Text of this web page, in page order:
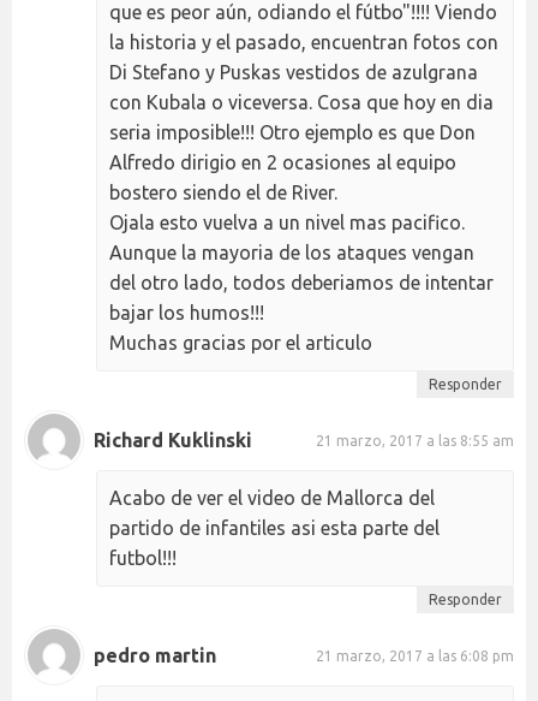
que es peor aún, odiando el fútbo"!!!! Viendo
la historia y el pasado, encuentran fotos con
Di Stefano y Puskas vestidos de azulgrana
con Kubala o viceversa. Cosa que hoy en dia
seria imposible!!! Otro ejemplo es que Don
Alfredo dirigio en 2 ocasiones al equipo
bostero siendo el de River.
Ojala esto vuelva a un nivel mas pacifico.
Aunque la mayoria de los ataques vengan
del otro lado, todos deberiamos de intentar
bajar los humos!!!
Muchas gracias por el articulo
Responder
Richard Kuklinski 21 marzo, 2017 a las 8:55 am
Acabo de ver el video de Mallorca del
partido de infantiles asi esta parte del
futbol!!!
Responder
pedro martin 21 marzo, 2017 a las 6:08 pm